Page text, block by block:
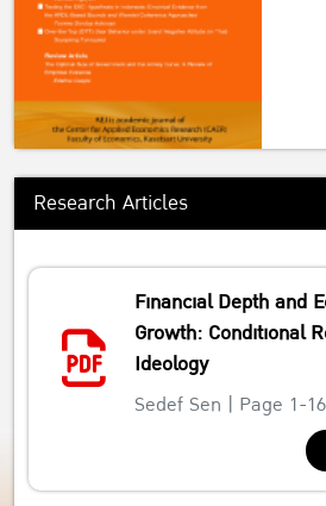
Research Articles
Financial Depth and
Growth: Conditional
Ideology
Sedef Sen | Page 1-16